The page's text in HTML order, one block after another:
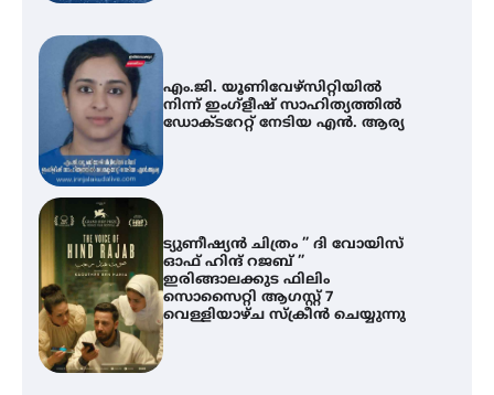
എം.ജി. യൂണിവേഴ്‌സിറ്റിയിൽ
നിന്ന് ഇംഗ്ളീഷ് സാഹിത്യത്തിൽ
ഡോക്ടറേറ്റ് നേടിയ എൻ. ആര്യ
ട്യുണീഷ്യൻ ചിത്രം ” ദി വോയിസ്
ഓഫ് ഹിന്ദ് റജബ് ”
ഇരിങ്ങാലക്കുട ഫിലിം
സൊസൈറ്റി ആഗസ്റ്റ് 7
വെള്ളിയാഴ്ച സ്‌ക്രീൻ ചെയ്യുന്നു